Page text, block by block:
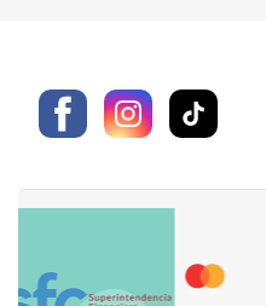
Facebook